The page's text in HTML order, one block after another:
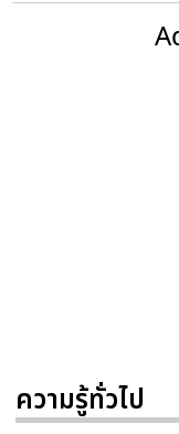
ความรู้ทั่วไป